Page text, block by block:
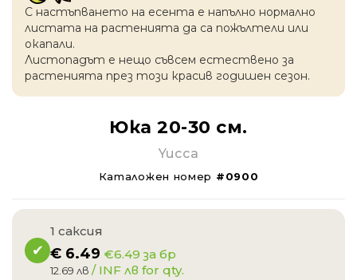
С настъпването на есентa е напълно нормално
листата на растенията да са пожълтели или
окапaли.
Листопадът е нещо съвсем естествено за
растенията през този красив годишен сезон.
Юка 20-30 см.
Yucca
Каталожен номер #0900
1 саксия
€ 6.49 €6.49 за бр
12.69 лв / INF лв for qty.